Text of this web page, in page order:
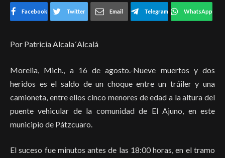
Facebook Twitter Email Telegram WhatsApp
Por Patricia Alcala´Alcalá
Morelia, Mich., a 16 de agosto.-Nueve muertos y dos
heridos es el saldo de un choque entre un tráiler y una
camioneta, entre ellos cinco menores de edad a la altura del
puente vehicular de la comunidad de El Ajuno, en este
municipio de Pátzcuaro.
El suceso fue minutos antes de las 18:00 horas, en el tramo